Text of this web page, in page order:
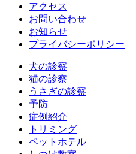
アクセス
お問い合わせ
お知らせ
プライバシーポリシー
犬の診察
猫の診察
うさぎの診察
予防
症例紹介
トリミング
ペットホテル